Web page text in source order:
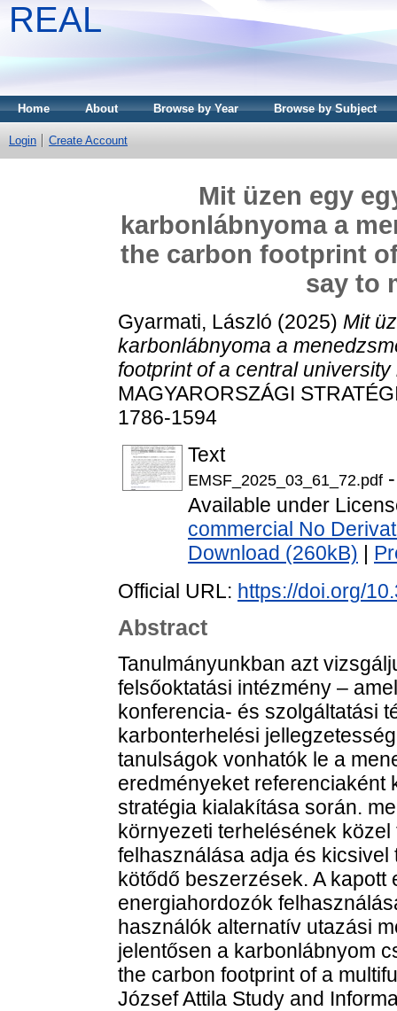
REAL
Home About Browse by Year Browse by Subject
Login Create Account
Mit üzen egy
karbonlábnyoma a
the carbon footprint
say to
Gyarmati, László (2025) Mit
karbonlábnyoma a
footprint of a central
MAGYARORSZÁGI
1786-1594
Text
EMSF_2025_03_61_72.pdf
Available under
commercial No
Download (260kB)
Official URL: https://doi.org/
Abstract
Tanulmányunkban azt
felsőoktatási intézmény –
konferencia- és szolgáltatási
karbonterhelési
tanulságok vonhatók le a
eredményeket referenciaként
stratégia kialakítása során.
környezeti terhelésének
felhasználása adja és
kötődő beszerzések. A kapott
energiahordozók
használók alternatív utazási
jelentősen a karbonlábnyom
the carbon footprint of a
József Attila Study and